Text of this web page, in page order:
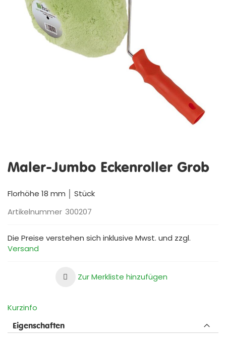
der
Maler-Jumbo Eckenroller Grob
Florhöhe 18 mm │ Stück
Artikelnummer 300207
Die Preise verstehen sich inklusive Mwst. und zzgl.
Versand
Zur Merkliste hinzufügen
Kurzinfo
Eigenschaften